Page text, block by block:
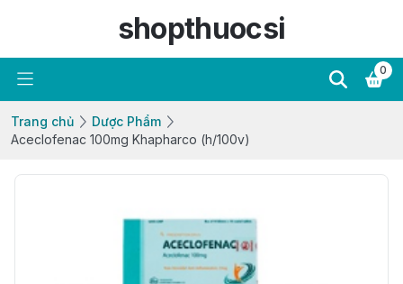
shopthuocsi
0
Trang chủ
Dược Phẩm
Aceclofenac 100mg Khapharco (h/100v)